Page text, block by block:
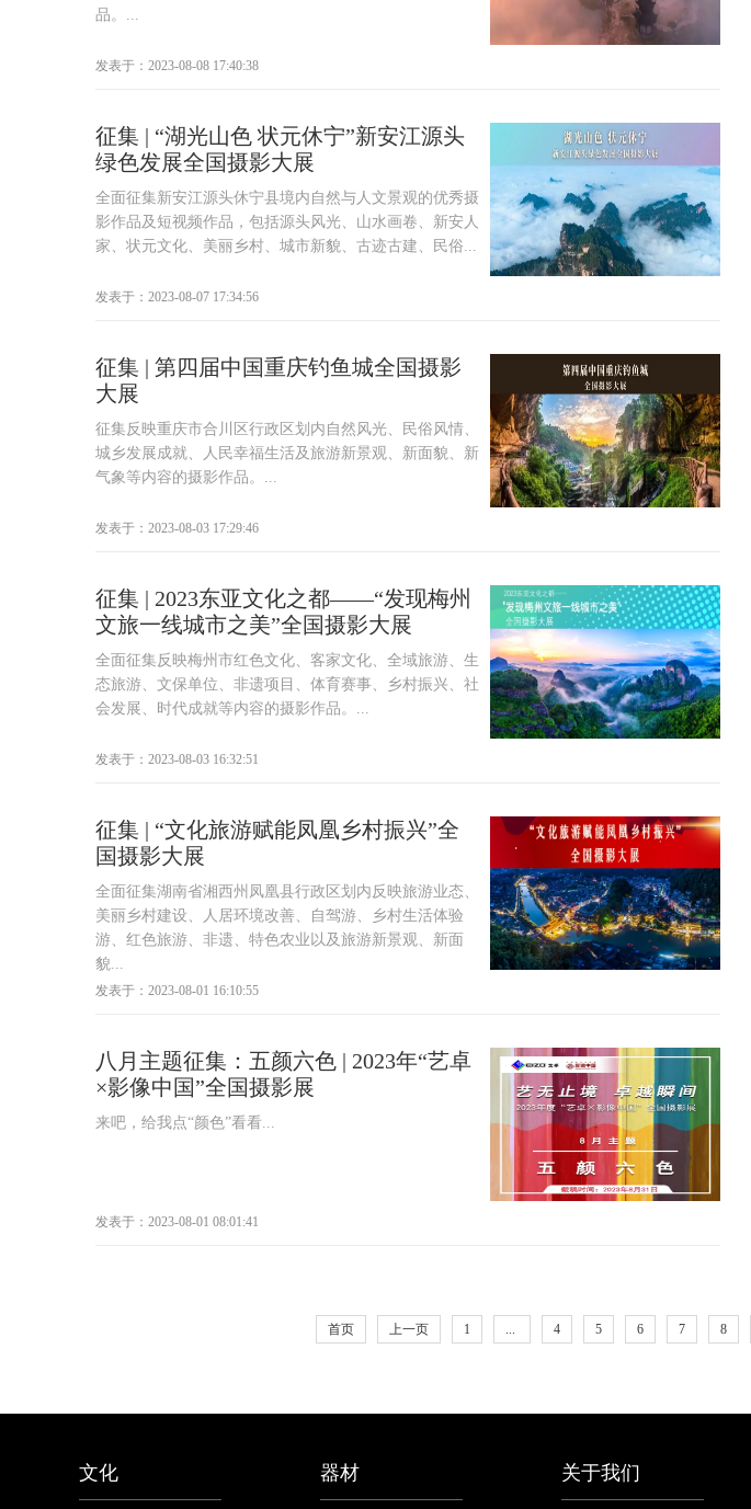
品。...
发表于：2023-08-08 17:40:38
征集 | “湖光山色 状元休宁”新安江源头
绿色发展全国摄影大展
全面征集新安江源头休宁县境内自然与人文景观的优秀摄
影作品及短视频作品，包括源头风光、山水画卷、新安人
家、状元文化、美丽乡村、城市新貌、古迹古建、民俗...
发表于：2023-08-07 17:34:56
征集 | 第四届中国重庆钓鱼城全国摄影
大展
征集反映重庆市合川区行政区划内自然风光、民俗风情、
城乡发展成就、人民幸福生活及旅游新景观、新面貌、新
气象等内容的摄影作品。...
发表于：2023-08-03 17:29:46
征集 | 2023东亚文化之都——“发现梅州
文旅一线城市之美”全国摄影大展
全面征集反映梅州市红色文化、客家文化、全域旅游、生
态旅游、文保单位、非遗项目、体育赛事、乡村振兴、社
会发展、时代成就等内容的摄影作品。...
发表于：2023-08-03 16:32:51
征集 | “文化旅游赋能凤凰乡村振兴”全
国摄影大展
全面征集湖南省湘西州凤凰县行政区划内反映旅游业态、
美丽乡村建设、人居环境改善、自驾游、乡村生活体验
游、红色旅游、非遗、特色农业以及旅游新景观、新面
貌...
发表于：2023-08-01 16:10:55
八月主题征集：五颜六色 | 2023年“艺卓
×影像中国”全国摄影展
来吧，给我点“颜色”看看...
发表于：2023-08-01 08:01:41
首页 上一页 1 ... 4 5 6 7 8
文化 器材 关于我们